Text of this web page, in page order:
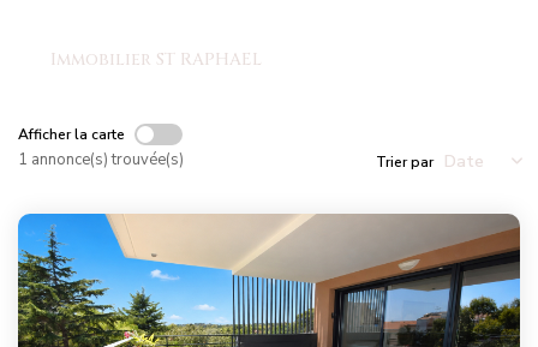
Millésimme Immobilier N°1
Millésimme Immobilier N°2
Millésimme Immobilier N°3
Millésimme Immobilier N°4
Millésimme Immobilier N°5
Millésimme Immobilier N°6
Immobilier ST RAPHAEL
Afficher la carte
1 annonce(s) trouvée(s) Trier par